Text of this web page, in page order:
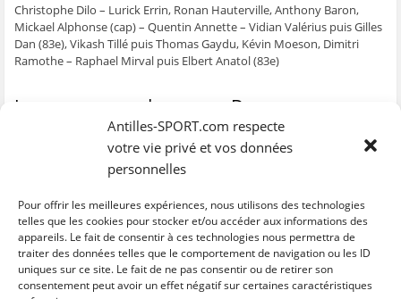
Antilles-SPORT.com respecte
votre vie privé et vos données
personnelles
Pour offrir les meilleures expériences, nous utilisons des technologies
telles que les cookies pour stocker et/ou accéder aux informations des
appareils. Le fait de consentir à ces technologies nous permettra de
traiter des données telles que le comportement de navigation ou les ID
uniques sur ce site. Le fait de ne pas consentir ou de retirer son
consentement peut avoir un effet négatif sur certaines caractéristiques
Christophe Dilo – Lurick Errin, Ronan Hauterville, Anthony Baron,
Mickael Alphonse (cap) – Quentin Annette – Vidian Valérius puis Gilles
Dan (83e), Vikash Tillé puis Thomas Gaydu, Kévin Moeson, Dimitri
Ramothe – Raphael Mirval puis Elbert Anatol (83e)
Le programme du groupe D
/ Sint-Marteen : 5 – 1 (le 07 / 09 aux Abymes)
Iles Turques et Caïques /Guadeloupe
Sint-Marteen /Guadeloupe: 1 – 2 (le 14/10)
Iles Turques et Caïques / Sint-Marteen : le 14 / 11
Guadeloupe / Iles Turques et Caïques : le 17 / 11
C
l
C
l
C
l
C
l
C
l